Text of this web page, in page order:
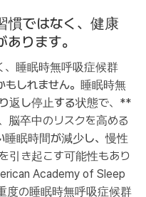
慣ではなく、健康
ります。
睡眠時無呼吸症候群
もしれません。睡眠時無
返し停止する状態で、**
脳卒中のリスクを高める
睡眠時間が減少し、慢性
を引き起こす可能性もあり
Academy of Sleep
度の睡眠時無呼吸症候群